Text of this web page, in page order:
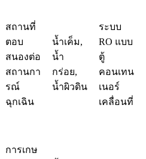
สถานที่
ตอบ
สนองต่อ
สถานกา
รณ์
ฉุกเฉิน
น้ำเค็ม,
น้ำ
กร่อย,
น้ำผิวดิน
ระบบ
RO แบบ
ตู้
คอนเทน
เนอร์
เคลื่อนที่
การเกษ